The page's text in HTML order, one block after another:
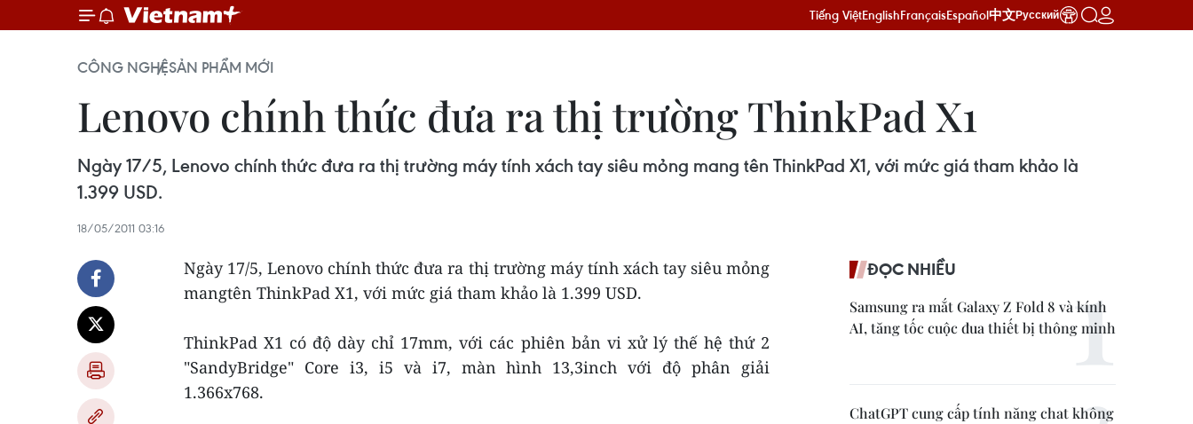
Tiếng ViệtEnglishFrançaisEspañol中文Русский
CÔNG NGHỆSẢN PHẨM MỚI
Lenovo chính thức đưa ra thị trường ThinkPad X1
Ngày 17/5, Lenovo chính thức đưa ra thị trường máy tính xách tay siêu mỏng mang tên ThinkPad X1, với mức giá tham khảo là
1.399 USD.
18/05/2011 03:16
Ngày 17/5, Lenovo chính thức đưa ra thị trường máy tính xách tay siêu mỏng
mangtên ThinkPad X1, với mức giá tham khảo là 1.399 USD.
ThinkPad X1 có độ dày chỉ 17mm, với các phiên bản vi xử lý thế hệ thứ 2
"SandyBridge" Core i3, i5 và i7, màn hình 13,3inch với độ phân giải
1.366x768.
ĐỌC NHIỀU
Samsung ra mắt Galaxy Z Fold 8 và kính
AI, tăng tốc cuộc đua thiết bị thông minh
ChatGPT cung cấp tính năng chat không